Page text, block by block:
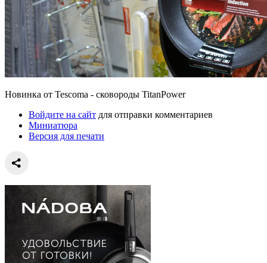
Новинка от Tescoma - сковороды TitanPower
Войдите на сайт для отправки комментариев
Миниатюра
Версия для печати